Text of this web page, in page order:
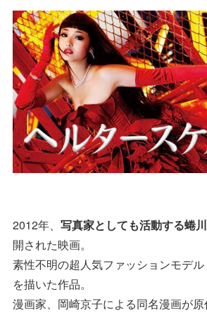
2012年、 写真家としても活動する蜷
開された映画。
素性不明の超人気ファッションモデ
を描いた作品。
漫画家、岡崎京子による同名漫画が原